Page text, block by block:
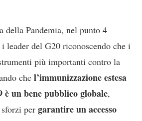
della Pandemia, nel punto 4
leader del G20 riconoscendo che i
più importanti contro la
che l’immunizzazione estesa
un bene pubblico globale,
per garantire un accesso